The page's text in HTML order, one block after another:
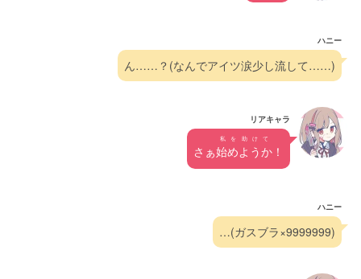
ハニー
ん……？(なんでアイツ涙少し流して……)
リアキャラ
さぁ始めようか
私を助けて
！
ハニー
…(ガスブラ×9999999)